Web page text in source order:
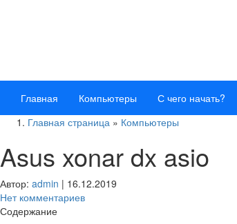
Главная Компьютеры С чего начать?
Главная страница » Компьютеры
Asus xonar dx asio
Автор: admin | 16.12.2019
Нет комментариев
Содержание